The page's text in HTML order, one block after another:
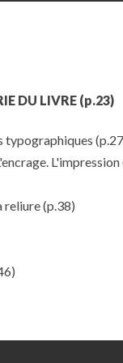
DU LIVRE (p.23)
typographiques
L'impression
reliure(p.38)